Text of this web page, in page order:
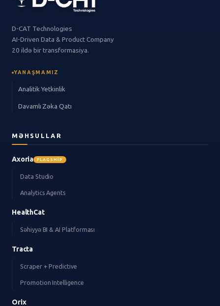
D-CAT Technologies
AI-Driven Data & Product Company
20 ildə bir transformasiya.
YANAŞMAMIZ
Analitik Yetkinlik
Davamlı Zəka Qatı
MƏHSULLAR
Axoria FLAGSHIP
Data Studio
Analytics Agents
HealthCat
Səhiyyə BI & AI Platforması
Tracta
Scraper + Predictive
Promotion Intelligence
Orix